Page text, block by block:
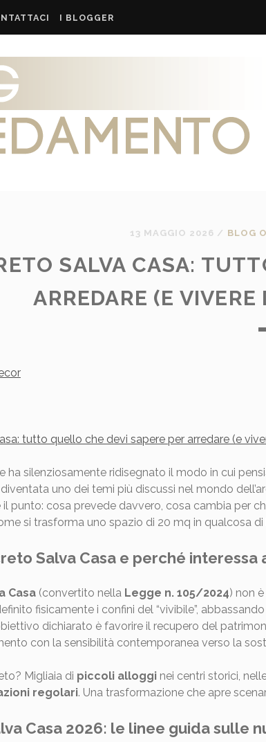
I BLOGGER
13 MAGGIO 2026 / BLOG
SALVA CASA:
ARREDARE (E
tutto quello che devi sapere per arredare (e
ha silenziosamente ridisegnato il modo in cui
uno dei temi più discussi nel mondo
il punto: cosa prevede davvero, cosa cambia per
si trasforma uno spazio di 20 mq in qualcosa
Salva Casa e perché interessa
Casa(convertito nella Legge n. 105/2024) non
fisicamente i confini del “vivibile”,
dichiarato è favorire il recupero del
con la sensibilità contemporanea verso la
Migliaia di piccoli allogginei centri storici,
regolari. Una trasformazione che apre
Casa 2026: le linee guida sulle